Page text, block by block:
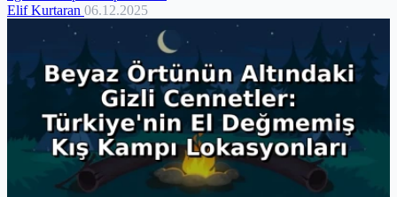
Elif Kurtaran 06.12.2025